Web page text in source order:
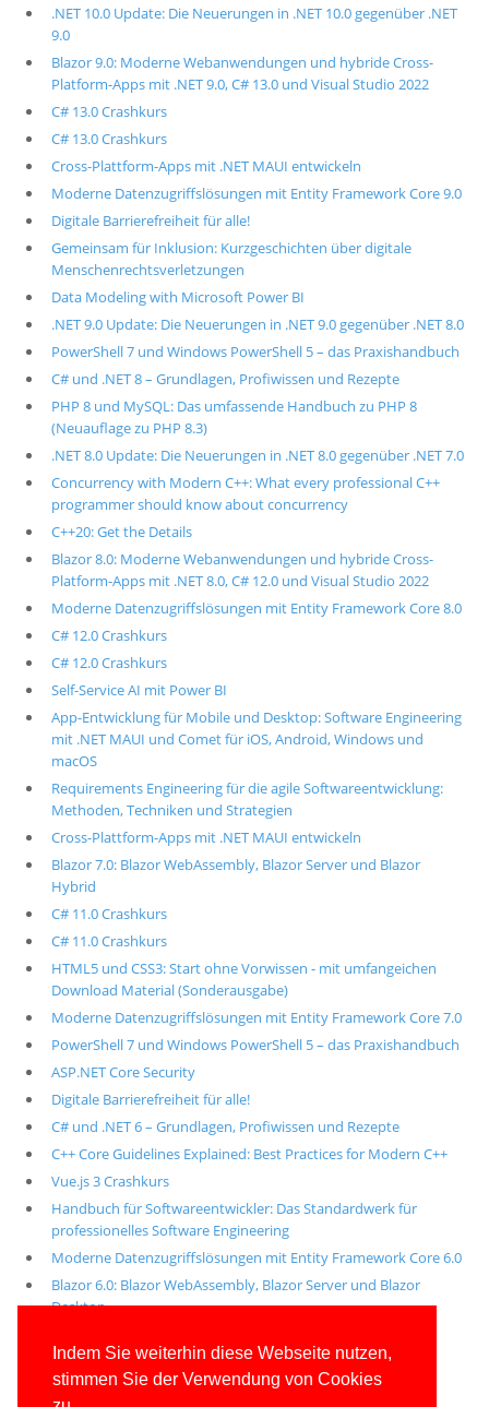
Indem Sie weiterhin diese Webseite nutzen,
stimmen Sie der Verwendung von Cookies
.NET 10.0 Update: Die Neuerungen in .NET 10.0 gegenüber .NET
9.0
Blazor 9.0: Moderne Webanwendungen und hybride Cross-
Platform-Apps mit .NET 9.0, C# 13.0 und Visual Studio 2022
C# 13.0 Crashkurs
C# 13.0 Crashkurs
Cross-Plattform-Apps mit .NET MAUI entwickeln
Moderne Datenzugriffslösungen mit Entity Framework Core 9.0
Digitale Barrierefreiheit für alle!
Gemeinsam für Inklusion: Kurzgeschichten über digitale
Menschenrechtsverletzungen
Data Modeling with Microsoft Power BI
.NET 9.0 Update: Die Neuerungen in .NET 9.0 gegenüber .NET 8.0
PowerShell 7 und Windows PowerShell 5 – das Praxishandbuch
C# und .NET 8 – Grundlagen, Profiwissen und Rezepte
PHP 8 und MySQL: Das umfassende Handbuch zu PHP 8
(Neuauflage zu PHP 8.3)
.NET 8.0 Update: Die Neuerungen in .NET 8.0 gegenüber .NET 7.0
Concurrency with Modern C++: What every professional C++
programmer should know about concurrency
C++20: Get the Details
Blazor 8.0: Moderne Webanwendungen und hybride Cross-
Platform-Apps mit .NET 8.0, C# 12.0 und Visual Studio 2022
Moderne Datenzugriffslösungen mit Entity Framework Core 8.0
C# 12.0 Crashkurs
C# 12.0 Crashkurs
Self-Service AI mit Power BI
App-Entwicklung für Mobile und Desktop: Software Engineering
mit .NET MAUI und Comet für iOS, Android, Windows und
macOS
Requirements Engineering für die agile Softwareentwicklung:
Methoden, Techniken und Strategien
Cross-Plattform-Apps mit .NET MAUI entwickeln
Blazor 7.0: Blazor WebAssembly, Blazor Server und Blazor
Hybrid
C# 11.0 Crashkurs
C# 11.0 Crashkurs
HTML5 und CSS3: Start ohne Vorwissen - mit umfangeichen
Download Material (Sonderausgabe)
Moderne Datenzugriffslösungen mit Entity Framework Core 7.0
PowerShell 7 und Windows PowerShell 5 – das Praxishandbuch
ASP.NET Core Security
Digitale Barrierefreiheit für alle!
C# und .NET 6 – Grundlagen, Profiwissen und Rezepte
C++ Core Guidelines Explained: Best Practices for Modern C++
Vue.js 3 Crashkurs
Handbuch für Softwareentwickler: Das Standardwerk für
professionelles Software Engineering
Moderne Datenzugriffslösungen mit Entity Framework Core 6.0
Blazor 6.0: Blazor WebAssembly, Blazor Server und Blazor
Desktop
Alle unsere aktuellen Fachbücher
E-Book-Abo für ab 99 Euro im Jahr